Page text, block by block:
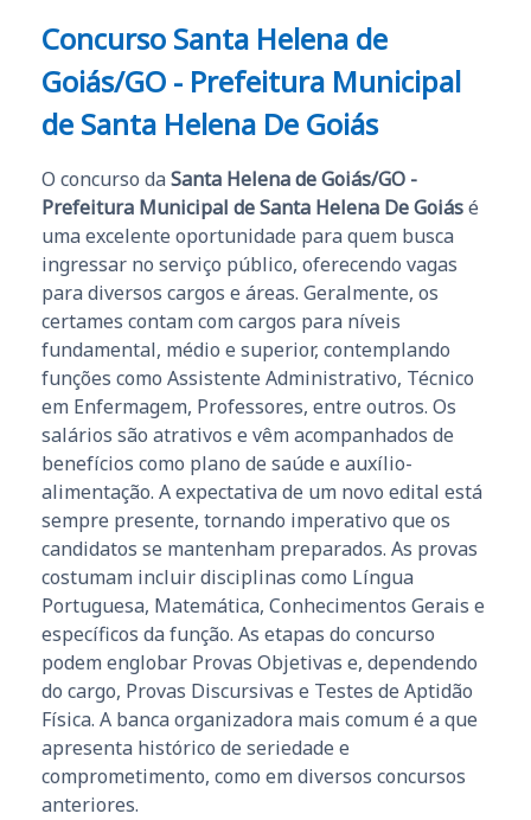
Concurso Santa Helena de
Goiás/GO - Prefeitura Municipal
de Santa Helena De Goiás
O concurso da Santa Helena de Goiás/GO -
Prefeitura Municipal de Santa Helena De Goiásé
uma excelente oportunidade para quem busca
ingressar no serviço público, oferecendo vagas
para diversos cargos e áreas. Geralmente, os
certames contam com cargos para níveis
fundamental, médio e superior, contemplando
funções como Assistente Administrativo, Técnico
em Enfermagem, Professores, entre outros. Os
salários são atrativos e vêm acompanhados de
benefícios como plano de saúde e auxílio-
alimentação. A expectativa de um novo edital está
sempre presente, tornando imperativo que os
candidatos se mantenham preparados. As provas
costumam incluir disciplinas como Língua
Portuguesa, Matemática, Conhecimentos Gerais e
específicos da função. As etapas do concurso
podem englobar Provas Objetivas e, dependendo
do cargo, Provas Discursivas e Testes de Aptidão
Física. A banca organizadora mais comum é a que
apresenta histórico de seriedade e
comprometimento, como em diversos concursos
anteriores.